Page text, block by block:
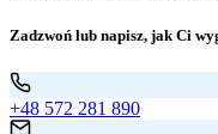
Zadzwoń lub napisz, jak Ci
+48 572 281 890